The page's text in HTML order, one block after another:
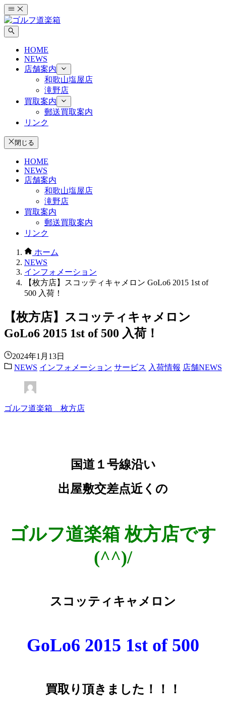
コ
ン
テ
ン
HOME
NEWS
店舗案内
和歌山塩屋店
滝野店
買取案内
郵送買取案内
リンク
閉じる
HOME
NEWS
店舗案内
和歌山塩屋店
滝野店
買取案内
郵送買取案内
リンク
ホーム
NEWS
インフォメーション
【枚方店】スコッティキャメロン GoLo6 2015 1st of
500 入荷！
【枚方店】スコッティキャメロン
GoLo6 2015 1st of 500 入荷！
2024年1月13日
NEWS インフォメーション サービス 入荷情報 店舗NEWS
ゴルフ道楽箱 枚方店
国道１号線沿い
出屋敷交差点近くの
ゴルフ道楽箱 枚方店です
(^^)/
スコッティキャメロン
GoLo6 2015 1st of 500
買取り頂きました！！！